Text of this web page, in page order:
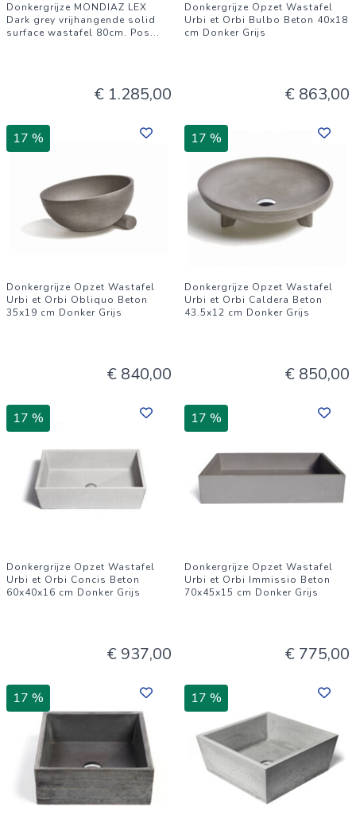
Donkergrijze MONDIAZ LEX
Dark grey vrijhangende solid
surface wastafel 80cm. Pos...
€ 1.285,00
Donkergrijze Opzet Wastafel
Urbi et Orbi Bulbo Beton 40x18
cm Donker Grijs
€ 863,00
17 %
Donkergrijze Opzet Wastafel
Urbi et Orbi Obliquo Beton
35x19 cm Donker Grijs
€ 840,00
17 %
Donkergrijze Opzet Wastafel
Urbi et Orbi Caldera Beton
43.5x12 cm Donker Grijs
€ 850,00
17 %
Donkergrijze Opzet Wastafel
Urbi et Orbi Concis Beton
60x40x16 cm Donker Grijs
€ 937,00
17 %
Donkergrijze Opzet Wastafel
Urbi et Orbi Immissio Beton
70x45x15 cm Donker Grijs
€ 775,00
17 % 17 %